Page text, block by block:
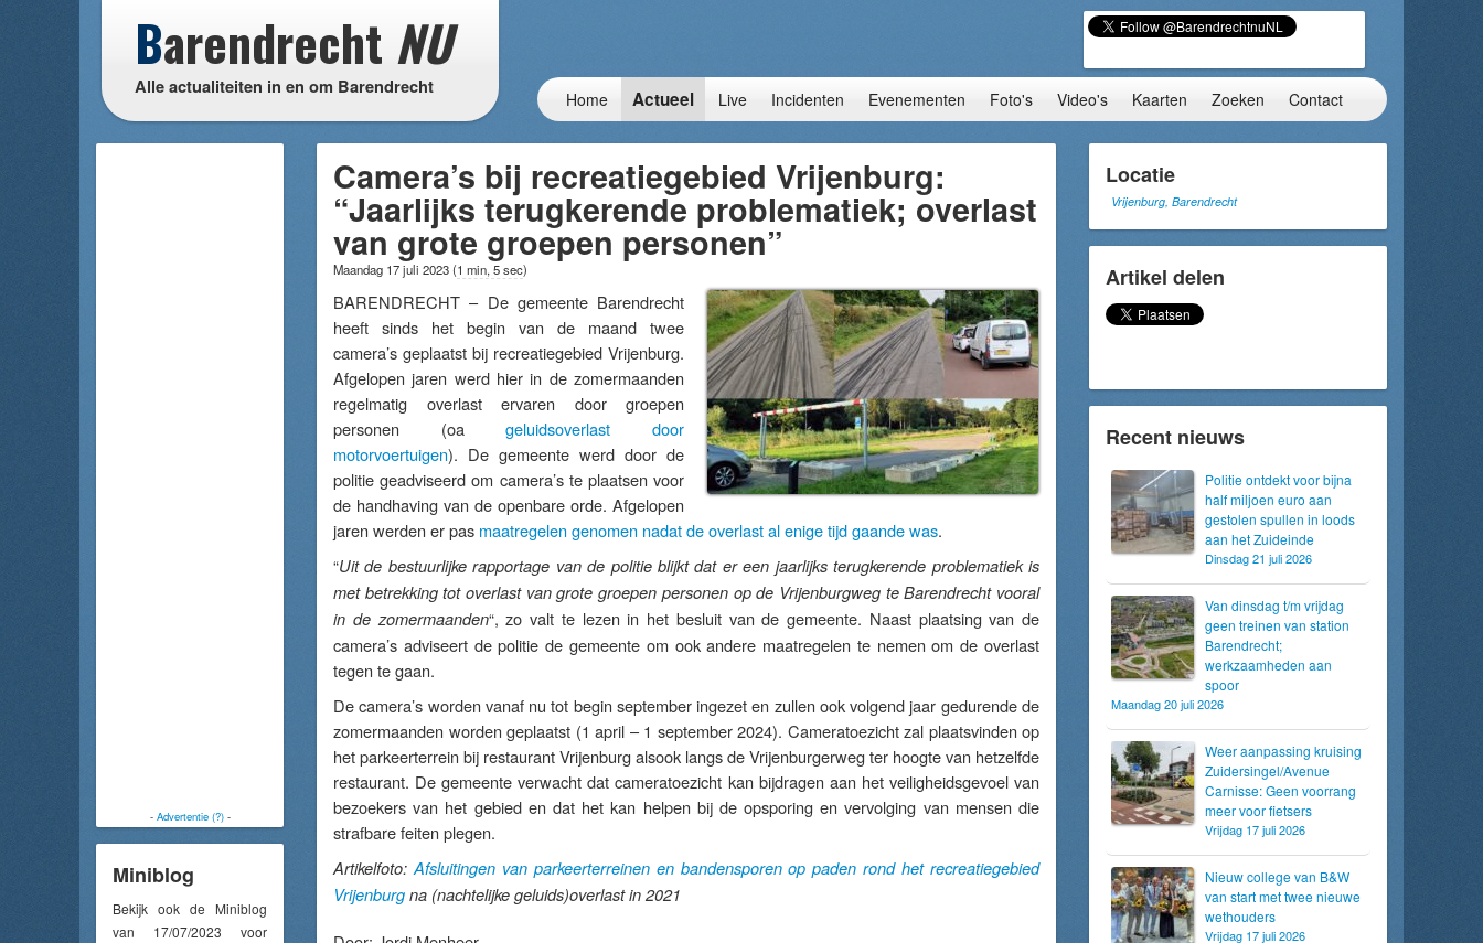
Barendrecht NU
Alle actualiteiten in en om Barendrecht
Home Actueel Live Incidenten Evenementen Foto's Video's Kaarten Zoeken Contact
- Advertentie (?)-
Miniblog
Bekijk ook de Miniblog
van 17/07/2023 voor
Camera’s bij recreatiegebied Vrijenburg:
“Jaarlijks terugkerende problematiek; overlast
van grote groepen personen”
Maandag 17 juli 2023(1 min, 5 sec)
BARENDRECHT – De gemeente Barendrecht
heeft sinds het begin van de maand twee
camera’s geplaatst bij recreatiegebied Vrijenburg.
Afgelopen jaren werd hier in de zomermaanden
regelmatig overlast ervaren door groepen
personen (oageluidsoverlast door
motorvoertuigen). De gemeente werd door de
politie geadviseerd om camera’s te plaatsen voor
de handhaving van de openbare orde. Afgelopen
jaren werden er pas maatregelen genomen nadat de overlast al enige tijd gaande was.
“Uit de bestuurlijke rapportage van de politie blijkt dat er een jaarlijks terugkerende problematiek is
met betrekking tot overlast van grote groepen personen op de Vrijenburgweg te Barendrecht vooral
in de zomermaanden“, zo valt te lezen in het besluit van de gemeente. Naast plaatsing van de
camera’s adviseert de politie de gemeente om ook andere maatregelen te nemen om de overlast
tegen te gaan.
De camera’s worden vanaf nu tot begin september ingezet en zullen ook volgend jaar gedurende de
zomermaanden worden geplaatst (1 april – 1 september 2024). Cameratoezicht zal plaatsvinden op
het parkeerterrein bij restaurant Vrijenburg alsook langs de Vrijenburgerweg ter hoogte van hetzelfde
restaurant. De gemeente verwacht dat cameratoezicht kan bijdragen aan het veiligheidsgevoel van
bezoekers van het gebied en dat het kan helpen bij de opsporing en vervolging van mensen die
strafbare feiten plegen.
Artikelfoto:Afsluitingen van parkeerterreinen en bandensporen op paden rond het recreatiegebied
Vrijenburg na (nachtelijke geluids)overlast in 2021
Locatie
Vrijenburg, Barendrecht
Artikel delen
Recent nieuws
Politie ontdekt voor bijna
half miljoen euro aan
gestolen spullen in loods
aan het Zuideinde
Dinsdag 21 juli 2026
Van dinsdag t/m vrijdag
geen treinen van station
Barendrecht;
werkzaamheden aan
spoor
Maandag 20 juli 2026
Weer aanpassing kruising
Zuidersingel/Avenue
Carnisse: Geen voorrang
meer voor fietsers
Vrijdag 17 juli 2026
Nieuw college van B&W
van start met twee nieuwe
wethouders
Vrijdag 17 juli 2026